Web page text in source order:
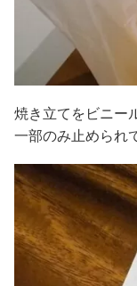
焼き立てをビニー
一部のみ止められ